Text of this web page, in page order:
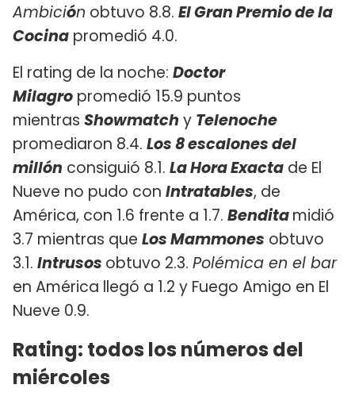
Ambición obtuvo 8.8. El Gran Premio de la
Cocina promedió 4.0.
El rating de la noche: Doctor
Milagro promedió 15.9 puntos
mientras Showmatch y Telenoche
promediaron 8.4. Los 8 escalones del
millón consiguió 8.1. La Hora Exacta de El
Nueve no pudo con Intratables, de
América, con 1.6 frente a 1.7. Benditamidió
3.7 mientras que Los Mammones obtuvo
3.1. Intrusos obtuvo 2.3. Polémica en el bar
en América llegó a 1.2 y Fuego Amigo en El
Nueve 0.9.
Rating: todos los números del
miércoles